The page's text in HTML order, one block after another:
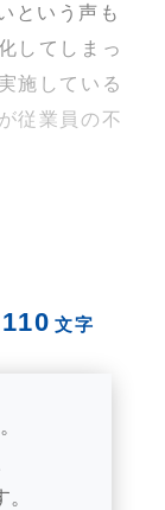
という声も
してしまっ
施している
従業員の不
文字